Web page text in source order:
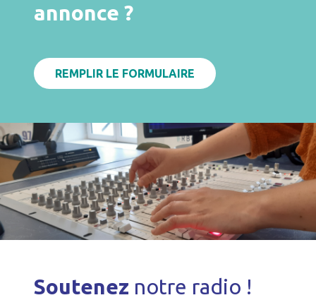
annonce ?
REMPLIR LE FORMULAIRE
Soutenez notre radio !